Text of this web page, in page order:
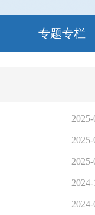
专题专栏